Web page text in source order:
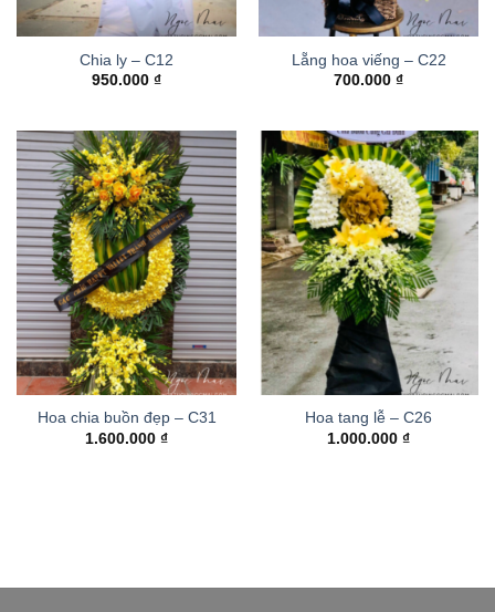
Chia ly – C12
950.000 ₫
Lẵng hoa viếng – C22
700.000 ₫
Hoa chia buồn đẹp – C31
1.600.000 ₫
Hoa tang lễ – C26
1.000.000 ₫